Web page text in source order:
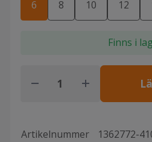
6 8 10 12
Finns i
Artikelnummer 1362772-